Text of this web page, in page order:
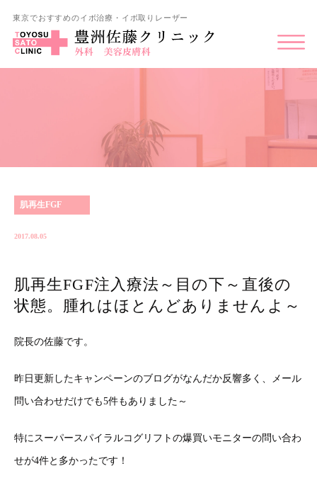
東京でおすすめのイボ治療・イボ取りレーザー
肌再生FGF
2017.08.05
肌再生FGF注入療法～目の下～直後の
状態。腫れはほとんどありませんよ～
院長の佐藤です。
昨日更新したキャンペーンのブログがなんだか反響多く、メール
問い合わせだけでも5件もありました～
特にスーパースパイラルコグリフトの爆買いモニターの問い合わ
せが4件と多かったです！